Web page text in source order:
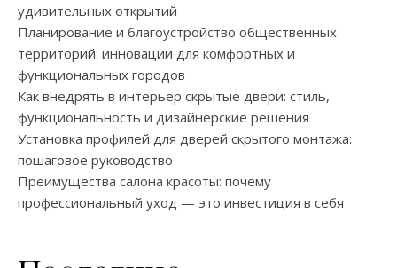
удивительных открытий
Планирование и благоустройство общественных
территорий: инновации для комфортных и
функциональных городов
Как внедрять в интерьер скрытые двери: стиль,
функциональность и дизайнерские решения
Установка профилей для дверей скрытого монтажа:
пошаговое руководство
Преимущества салона красоты: почему
профессиональный уход — это инвестиция в себя